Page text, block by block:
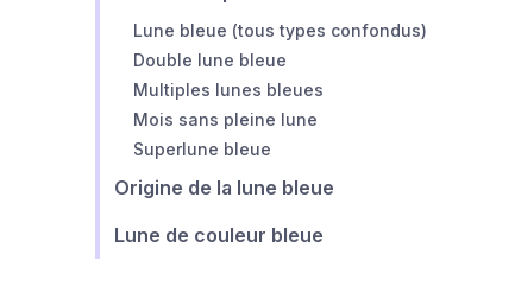
Lune bleue (tous types confondus)
Double lune bleue
Multiples lunes bleues
Mois sans pleine lune
Superlune bleue
Origine de la lune bleue
Lune de couleur bleue